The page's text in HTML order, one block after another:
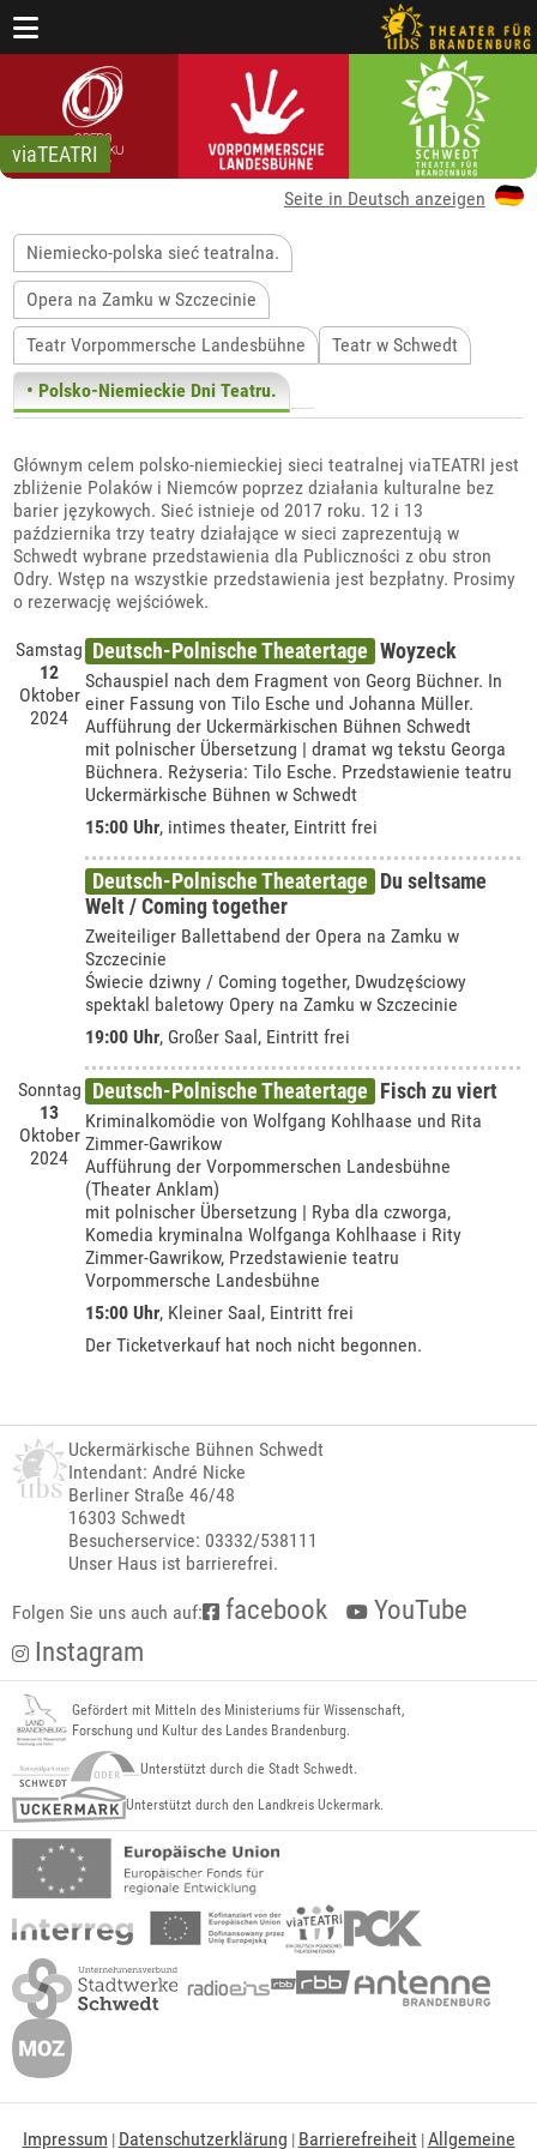
viaTEATRI
Seite in Deutsch anzeigen
Niemiecko-polska sieć teatralna.
Opera na Zamku w Szczecinie
Teatr Vorpommersche Landesbühne Teatr w Schwedt
• Polsko-Niemieckie Dni Teatru.
Głównym celem polsko-niemieckiej sieci teatralnej viaTEATRI jest
zbliżenie Polaków i Niemców poprzez działania kulturalne bez
barier językowych. Sieć istnieje od 2017 roku. 12 i 13
października trzy teatry działające w sieci zaprezentują w
Schwedt wybrane przedstawienia dla Publiczności z obu stron
Odry. Wstęp na wszystkie przedstawienia jest bezpłatny. Prosimy
o rezerwację wejściówek.
Samstag
12
Oktober
2024
Deutsch-Polnische Theatertage Woyzeck
Schauspiel nach dem Fragment von Georg Büchner. In
einer Fassung von Tilo Esche und Johanna Müller.
Aufführung der Uckermärkischen Bühnen Schwedt
mit polnischer Übersetzung | dramat wg tekstu Georga
Büchnera. Reżyseria: Tilo Esche. Przedstawienie teatru
Uckermärkische Bühnen w Schwedt
15:00 Uhr, intimes theater, Eintritt frei
Deutsch-Polnische Theatertage Du seltsame
Welt / Coming together
Zweiteiliger Ballettabend der Opera na Zamku w
Szczecinie
Świecie dziwny / Coming together, Dwudzęściowy
spektakl baletowy Opery na Zamku w Szczecinie
19:00 Uhr, Großer Saal, Eintritt frei
Sonntag
13
Oktober
2024
Deutsch-Polnische Theatertage Fisch zu viert
Kriminalkomödie von Wolfgang Kohlhaase und Rita
Zimmer-Gawrikow
Aufführung der Vorpommerschen Landesbühne
(Theater Anklam)
mit polnischer Übersetzung | Ryba dla czworga,
Komedia kryminalna Wolfganga Kohlhaase i Rity
Zimmer-Gawrikow, Przedstawienie teatru
Vorpommersche Landesbühne
15:00 Uhr, Kleiner Saal, Eintritt frei
Der Ticketverkauf hat noch nicht begonnen.
Uckermärkische Bühnen Schwedt
Intendant: André Nicke
Berliner Straße 46/48
16303 Schwedt
Besucherservice: 03332/538111
Unser Haus ist barrierefrei.
Folgen Sie uns auch auf: facebook
YouTube
Instagram
Gefördert mit Mitteln des Ministeriums für Wissenschaft,
Forschung und Kultur des Landes Brandenburg.
Unterstützt durch die Stadt Schwedt.
Unterstützt durch den Landkreis Uckermark.
Impressum | Datenschutzerklärung | Barrierefreiheit|Allgemeine